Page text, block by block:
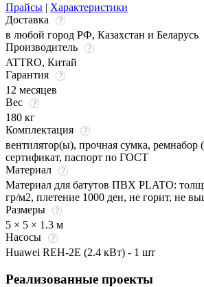
Прайсы | Характеристики
Доставка
в любой город РФ, Казахстан и Беларусь
Производитель
ATTRO, Китай
Гарантия
12 месяцев
Вес
180 кг
Комплектация
вентилятор(ы), прочная сумка, ремнабор
сертификат, паспорт по ГОСТ
Материал
Материал для батутов ПВХ PLATO:
гр/м2, плетение 1000 ден, не горит, не
Размеры
5 × 5 × 1.3 м
Насосы
Huawei REH-2E (2.4 кВт) - 1 шт
Реализованные проекты